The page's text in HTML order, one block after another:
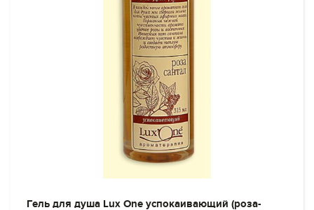
Гель для душа Lux One успокаивающий (роза-